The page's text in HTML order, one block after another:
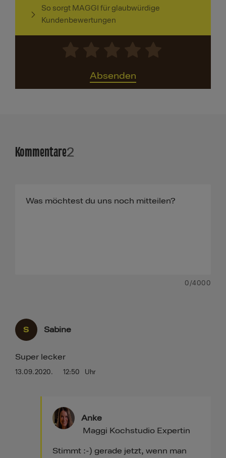
So sorgt MAGGI für glaubwürdige
Kundenbewertungen
Absenden
Kommentare2
0 /4000
S Sabine
13.09.2020. 12:50 Uhr
Super lecker
Anke
Maggi Kochstudio Expertin
Stimmt :-) gerade jetzt, wenn man